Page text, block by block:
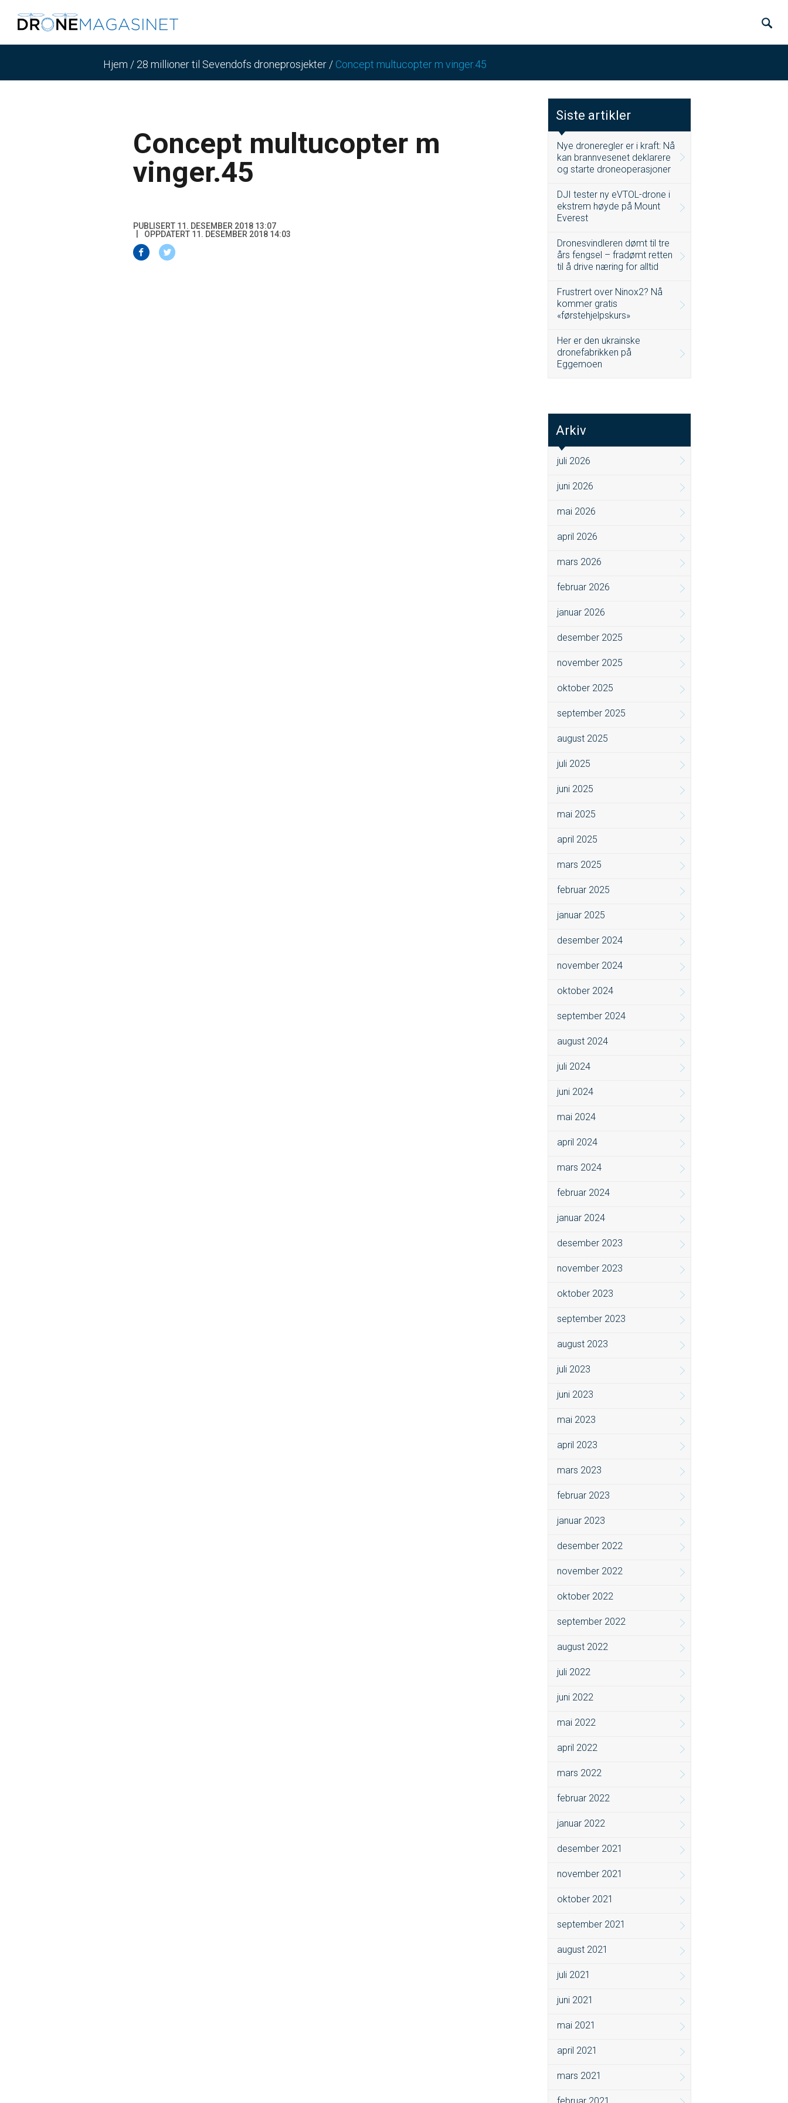
Hjem / 28 millioner til Sevendofs droneprosjekter / Concept multucopter m vinger.45
Concept multucopter m
vinger.45
PUBLISERT 11. DESEMBER 2018 13:07
OPPDATERT 11. DESEMBER 2018 14:03
Siste artikler
Nye droneregler er i kraft: Nå
kan brannvesenet deklarere
og starte droneoperasjoner
DJI tester ny eVTOL-drone i
ekstrem høyde på Mount
Everest
Dronesvindleren dømt til tre
års fengsel – fradømt retten
til å drive næring for alltid
Frustrert over Ninox2? Nå
kommer gratis
«førstehjelpskurs»
Her er den ukrainske
dronefabrikken på
Eggemoen
Arkiv
juli 2026
juni 2026
mai 2026
april 2026
mars 2026
februar 2026
januar 2026
desember 2025
november 2025
oktober 2025
september 2025
august 2025
juli 2025
juni 2025
mai 2025
april 2025
mars 2025
februar 2025
januar 2025
desember 2024
november 2024
oktober 2024
september 2024
august 2024
juli 2024
juni 2024
mai 2024
april 2024
mars 2024
februar 2024
januar 2024
desember 2023
november 2023
oktober 2023
september 2023
august 2023
juli 2023
juni 2023
mai 2023
april 2023
mars 2023
februar 2023
januar 2023
desember 2022
november 2022
oktober 2022
september 2022
august 2022
juli 2022
juni 2022
mai 2022
april 2022
mars 2022
februar 2022
januar 2022
desember 2021
november 2021
oktober 2021
september 2021
august 2021
juli 2021
juni 2021
mai 2021
april 2021
mars 2021